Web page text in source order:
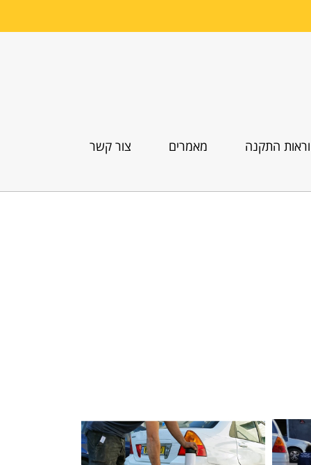
התקנה מאמרים צור קשר